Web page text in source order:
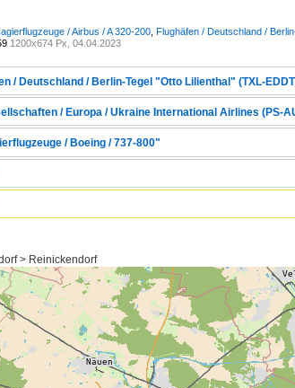
/ Airbus / A 320-200 Flughäfen / Deutschland /
1200x674 Px, 04.04.2023
/ Deutschland / Berlin-Tegel "Otto Lilienthal" (TXL-
/ Europa / Ukraine International Airlines (PS-
/ Boeing / 737-800"
> Reinickendorf